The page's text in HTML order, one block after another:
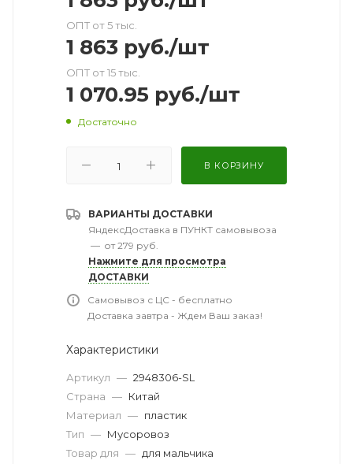
ОПТ от 5 тыс.
1 863 руб./шт
ОПТ от 15 тыс.
1 070.95 руб./шт
Достаточно
В КОРЗИНУ
ВАРИАНТЫ ДОСТАВКИ
ЯндексДоставка в ПУНКТ самовывоза
— от 279 руб.
Нажмите для просмотра
ДОСТАВКИ
Самовывоз с ЦС - бесплатно
Доставка завтра - Ждем Ваш заказ!
Характеристики
Артикул — 2948306-SL
Страна — Китай
Материал — пластик
Тип — Мусоровоз
Товар для — для мальчика